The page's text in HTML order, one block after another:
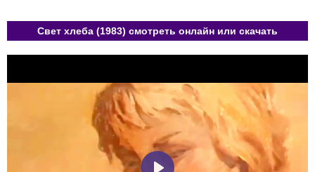
Свет хлеба (1983) смотреть онлайн или скачать